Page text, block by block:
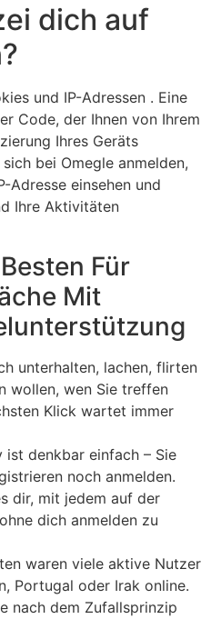
dich auf
und IP-Adressen . Eine
Code, der Ihnen von Ihrem
Ihres Geräts
bei Omegle anmelden,
Adresse einsehen und
Ihre Aktivitäten
Für
Mit
unterhalten, lachen, flirten
wollen, wen Sie treffen
Klick wartet immer
ist denkbar einfach – Sie
noch anmelden.
dir, mit jedem auf der
dich anmelden zu
waren viele aktive Nutzer
Portugal oder Irak online.
nach dem Zufallsprinzip